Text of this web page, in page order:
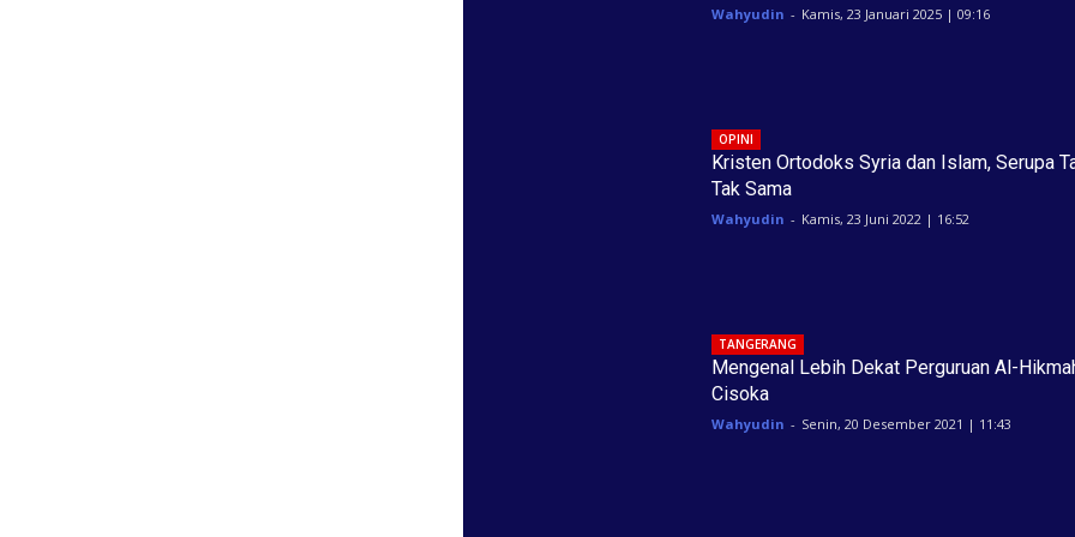
Wahyudin - Kamis, 23 Januari 2025 | 09:16
OPINI
Kristen Ortodoks Syria dan Islam, Serupa
Tak Sama
Wahyudin - Kamis, 23 Juni 2022 | 16:52
TANGERANG
Mengenal Lebih Dekat Perguruan Al-
Cisoka
Wahyudin - Senin, 20 Desember 2021 | 11:43